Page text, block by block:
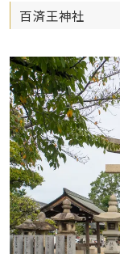
百済王神社